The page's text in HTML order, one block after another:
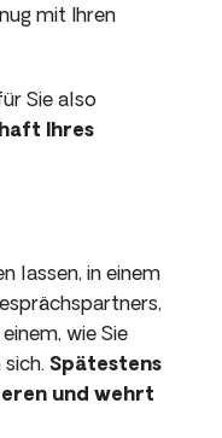
mit Ihren
Sie also
Ihres
lassen, in einem
wie Sie
Spätestens
und wehrt